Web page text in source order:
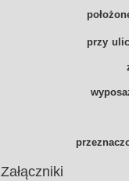
przy
Załączniki